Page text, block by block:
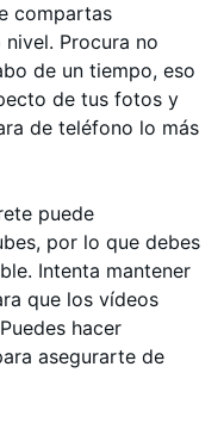
compartas
Procura no
de un tiempo, eso
de tus fotos y
de teléfono lo más
puede
por lo que debes
Intenta mantener
que los vídeos
hacer
asegurarte de